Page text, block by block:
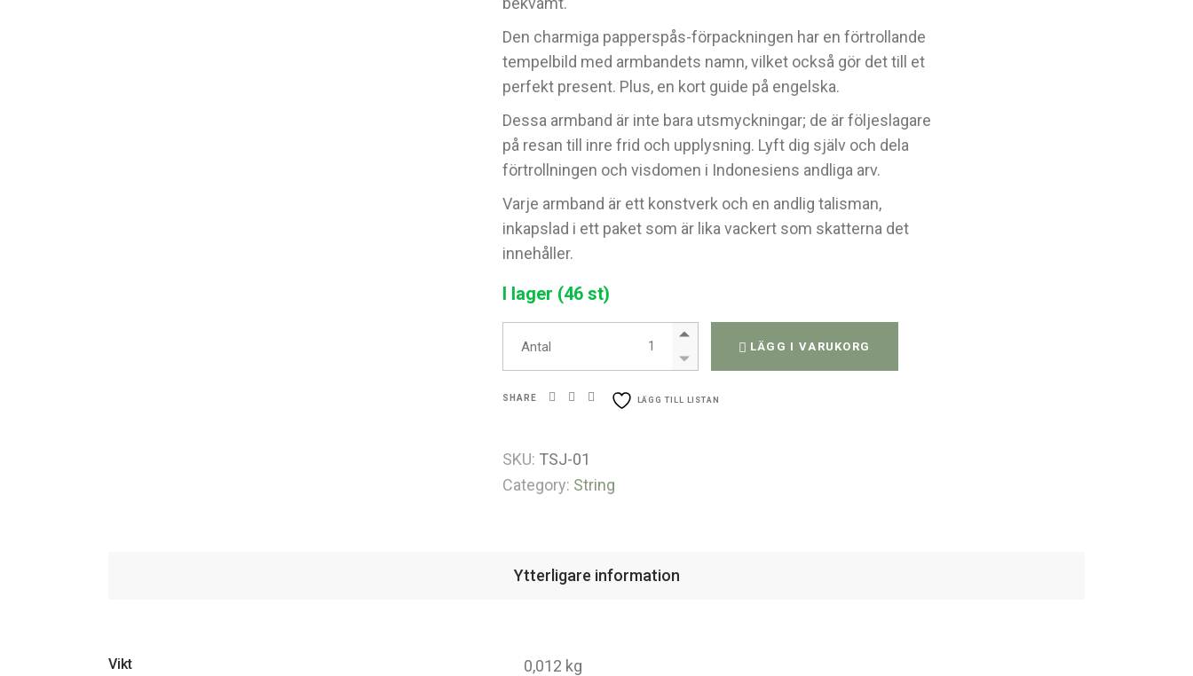
Den charmiga papperspås-förpackningen har en förtrollande
tempelbild med armbandets namn, vilket också gör det till et
perfekt present. Plus, en kort guide på engelska.
Dessa armband är inte bara utsmyckningar; de är följeslagare
på resan till inre frid och upplysning. Lyft dig själv och dela
förtrollningen och visdomen i Indonesiens andliga arv.
Varje armband är ett konstverk och en andlig talisman,
inkapslad i ett paket som är lika vackert som skatterna det
innehåller.
I lager (46 st)
Antal
Tempelarmband - troskraft quantity
LÄGG I VARUKORG
SHARE LÄGG TILL LISTAN
SKU: TSJ-01
Category: String
Ytterligare information
Vikt 0,012 kg